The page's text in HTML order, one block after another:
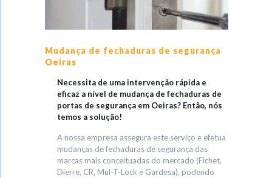
Mudança de fechaduras de segurança
Oeiras
Necessita de uma intervenção rápida e
eficaz a nível de mudança de fechaduras de
portas de segurança em Oeiras? Então, nós
temos a solução!
A nossa empresa assegura este serviço e efetua
mudanças de fechaduras de segurança das
marcas mais conceituadas do mercado (Fichet,
Dierre, CR, Mul-T-Lock e Gardesa), podendo